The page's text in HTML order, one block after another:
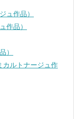
ュ作品）
作品）
）
カルトナージュ作